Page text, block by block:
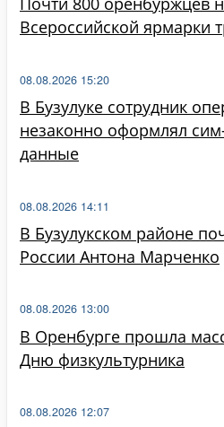
Всероссийской ярмарки
В Бузулуке сотрудник
незаконно оформлял
данные
08.08.2026 15:20
В Бузулукском районе
России Антона Марченко
08.08.2026 14:11
В Оренбурге прошла
Дню физкультурника
08.08.2026 13:00
08.08.2026 12:07